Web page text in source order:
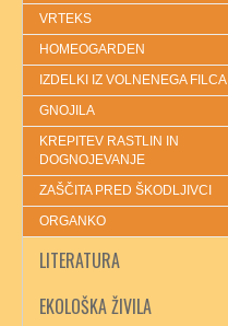
VRTEKS
HOMEOGARDEN
IZDELKI IZ VOLNENEGA FILCA
GNOJILA
KREPITEV RASTLIN IN
DOGNOJEVANJE
ZAŠČITA PRED ŠKODLJIVCI
ORGANKO
LITERATURA
EKOLOŠKA ŽIVILA